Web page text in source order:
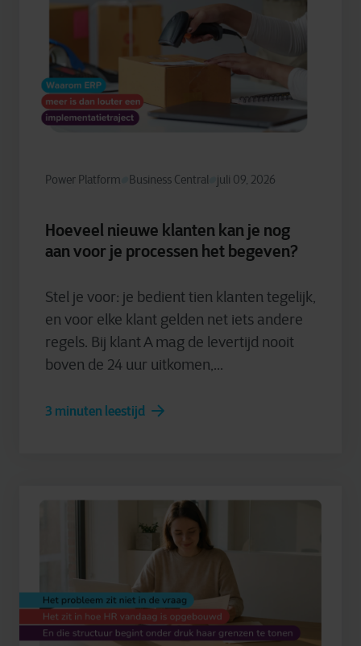
Power Platform Business Central juli 09, 2026
Hoeveel nieuwe klanten kan je nog
aan voor je processen het begeven?
Stel je voor: je bedient tien klanten tegelijk,
en voor elke klant gelden net iets andere
regels. Bij klant A mag de levertijd nooit
boven de 24 uur uitkomen,...
3 minuten leestijd